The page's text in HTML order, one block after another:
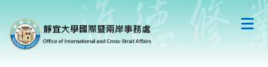
主
要